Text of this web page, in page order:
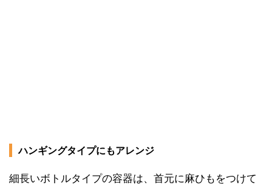
ハンギングタイプにもアレンジ
細長いボトルタイプの容器は、首元に麻ひもをつけて